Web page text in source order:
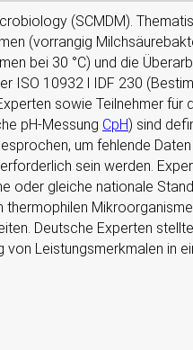
(SCMDM).
(vorrangig
bei 30 °C) und die
ISO 10932 l IDF 230
sowie Teilnehmer für
pH-Messung CpH) sind
um fehlende Daten
sein werden.
oder gleiche nationale
thermophilen
Deutsche Experten
von Leistungsmerkmalen in